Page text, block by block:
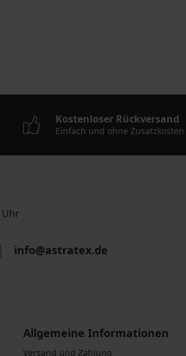
Kostenloser Rückversand
Einfach und ohne Zusatzkosten
Uhr
info@astratex.de
Allgemeine Informationen
Versand und Zahlung